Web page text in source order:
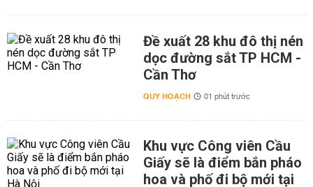
Đề xuất 28 khu đô thị nén
dọc đường sắt TP HCM -
Cần Thơ
QUY HOẠCH 01 phút trước
Khu vực Công viên Cầu
Giấy sẽ là điểm bắn pháo
hoa và phố đi bộ mới tại